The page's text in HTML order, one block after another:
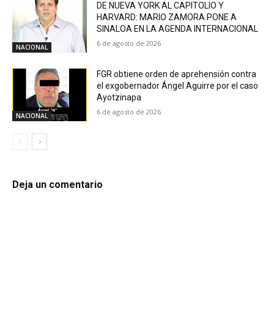
NACIONAL
DE NUEVA YORK AL CAPITOLIO Y
HARVARD: MARIO ZAMORA PONE A
SINALOA EN LA AGENDA INTERNACIONAL
6 de agosto de 2026
NACIONAL
FGR obtiene orden de aprehensión contra
el exgobernador Ángel Aguirre por el caso
Ayotzinapa
6 de agosto de 2026
Deja un comentario